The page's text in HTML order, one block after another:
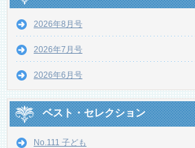
2026年8月号
2026年7月号
2026年6月号
ベスト・セレクション
No.111 子ども